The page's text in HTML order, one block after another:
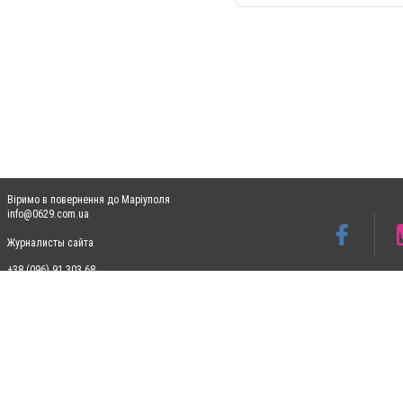
Віримо в повернення до Маріуполя
info@0629.com.ua
Журналисты сайта
+38 (096) 91 303 68